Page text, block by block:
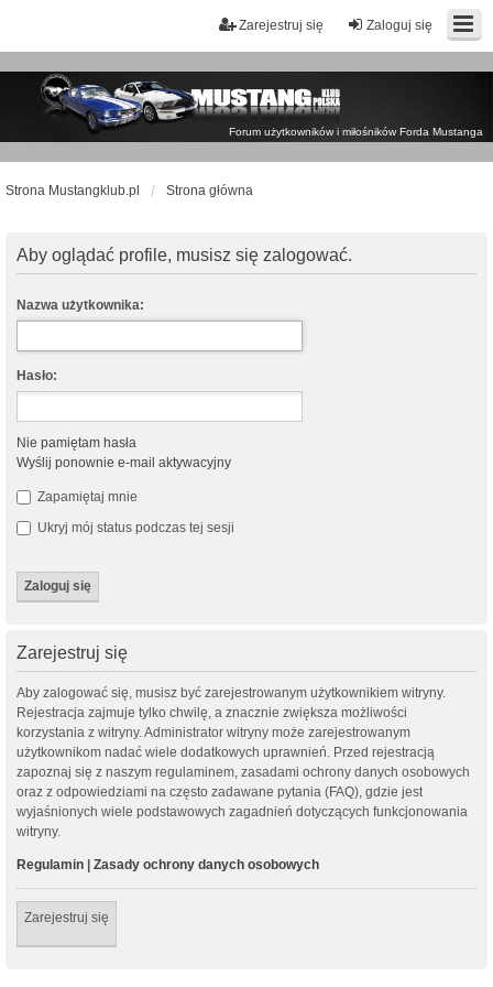
Zaloguj się
Zarejestruj się
Forum użytkowników i miłośników Forda Mustanga
Strona Mustangklub.pl Strona główna
Aby oglądać profile, musisz się zalogować.
Nazwa użytkownika:
Hasło:
Nie pamiętam hasła
Wyślij ponownie e-mail aktywacyjny
Zapamiętaj mnie
Ukryj mój status podczas tej sesji
Zarejestruj się
Aby zalogować się, musisz być zarejestrowanym użytkownikiem witryny.
Rejestracja zajmuje tylko chwilę, a znacznie zwiększa możliwości
korzystania z witryny. Administrator witryny może zarejestrowanym
użytkownikom nadać wiele dodatkowych uprawnień. Przed rejestracją
zapoznaj się z naszym regulaminem, zasadami ochrony danych osobowych
oraz z odpowiedziami na często zadawane pytania (FAQ), gdzie jest
wyjaśnionych wiele podstawowych zagadnień dotyczących funkcjonowania
witryny.
Regulamin | Zasady ochrony danych osobowych
Zarejestruj się